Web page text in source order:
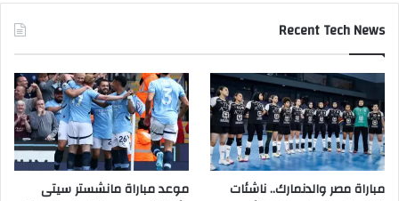
Recent Tech News
مباراة مصر والدنمارك.. ناشئات
موعد مباراة مانشستر سيتى